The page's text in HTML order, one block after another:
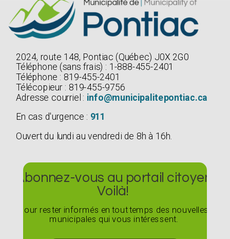
2024, route 148, Pontiac (Québec) J0X 2G0
Téléphone (sans frais) : 1-888-455-2401
Téléphone : 819-455-2401
Télécopieur : 819-455-9756
Adresse courriel : info@municipalitepontiac.ca
En cas d'urgence : 911
Ouvert du lundi au vendredi de 8h à 16h.
Abonnez-vous au portail citoyen
Voilà!
Pour rester informés en tout temps des nouvelles
municipales qui vous intéressent.